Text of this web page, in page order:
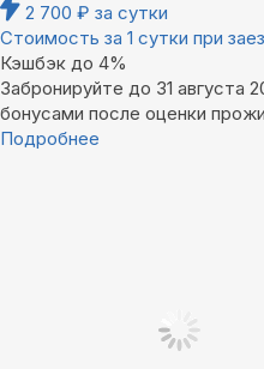
2 700 ₽ за сутки
Стоимость за 1 сутки при
Кэшбэк до 4%
Забронируйте до 31 августа
бонусами после оценки
Подробнее